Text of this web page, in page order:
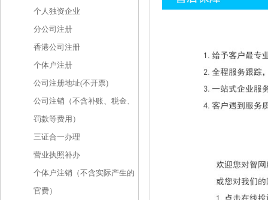
个人独资企业
分公司注册
香港公司注册
个体户注册
公司注册地址(不开票)
公司注销（不含补账、税金、
罚款等费用）
三证合一办理
营业执照补办
个体户注销（不含实际产生的
官费）